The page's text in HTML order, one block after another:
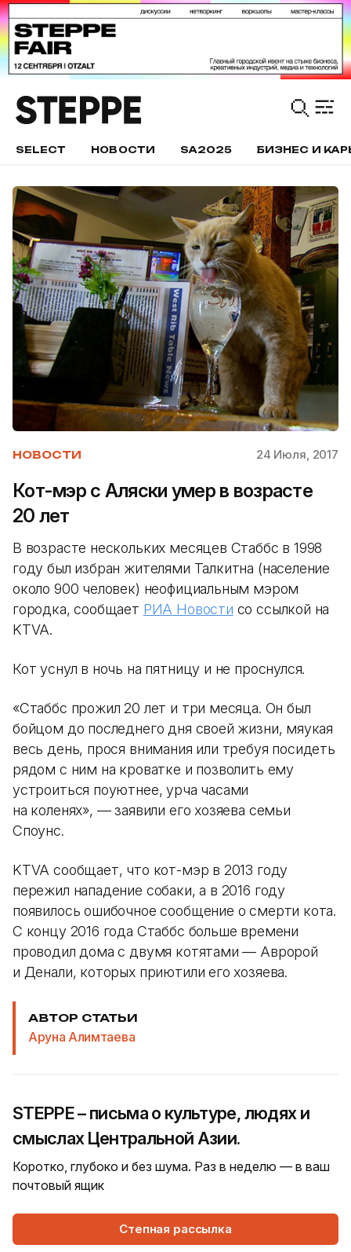
SELECT НОВОСТИ SA2025 БИЗНЕС И
НОВОСТИ 24 Июля, 2017
Кот-мэр с Аляски умер в возрасте
20 лет
В возрасте нескольких месяцев Стаббс в 1998
году был избран жителями Талкитна (население
около 900 человек) неофициальным мэром
городка, сообщает РИА Новости со ссылкой на
KTVA.
Кот уснул в ночь на пятницу и не проснулся.
«Стаббс прожил 20 лет и три месяца. Он был
бойцом до последнего дня своей жизни, мяукая
весь день, прося внимания или требуя посидеть
рядом с ним на кроватке и позволить ему
устроиться поуютнее, урча часами
на коленях», — заявили его хозяева семьи
Споунс.
KTVA сообщает, что кот-мэр в 2013 году
пережил нападение собаки, а в 2016 году
появилось ошибочное сообщение о смерти кота.
С концу 2016 года Стаббс больше времени
проводил дома с двумя котятами — Авророй
и Денали, которых приютили его хозяева.
АВТОР СТАТЬИ
Аруна Алимтаева
STEPPE – письма о культуре, людях и
смыслах Центральной Азии.
Коротко, глубоко и без шума. Раз в неделю — в ваш
почтовый ящик
Степная рассылка